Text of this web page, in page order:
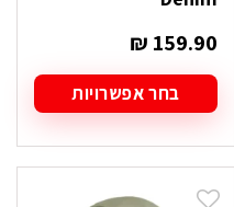
₪ 159.90
בחר אפשרויות
זה
יש
מספר